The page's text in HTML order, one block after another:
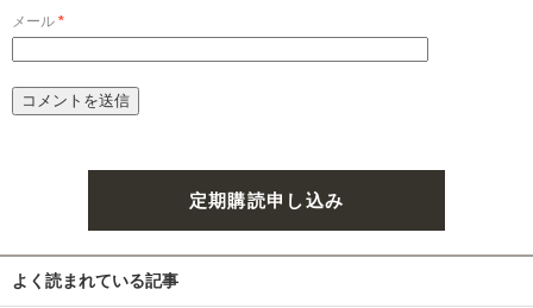
メール *
定期購読申し込み
よく読まれている記事